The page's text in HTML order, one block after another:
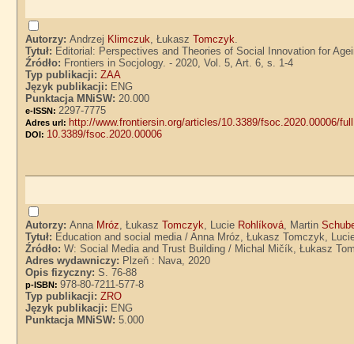
Autorzy:Andrzej Klimczuk, ŁukaszTomczyk.
Tytuł: Editorial: Perspectives and Theories of Social Innovation for
Źródło: Frontiers in Socjology. - 2020, Vol. 5, Art. 6, s. 1-4
Typ publikacji:ZAA
Język publikacji: ENG
Punktacja MNiSW:20.000
e-ISSN: 2297-7775
Adres url: http://www.frontiersin.org/articles/10.3389/fsoc.2020.00006/full
DOI: 10.3389/fsoc.2020.00006
Autorzy:Anna Mróz, ŁukaszTomczyk, Lucie Rohlíková, Martin
Tytuł: Education and social media / Anna Mróz, Łukasz Tomczyk,
Źródło:W: Social Media and Trust Building / Michal Mičík, Łukasz
Adres wydawniczy: Plzeň : Nava, 2020
Opis fizyczny:S. 76-88
p-ISBN:978-80-7211-577-8
Typ publikacji:ZRO
Język publikacji: ENG
Punktacja MNiSW:5.000